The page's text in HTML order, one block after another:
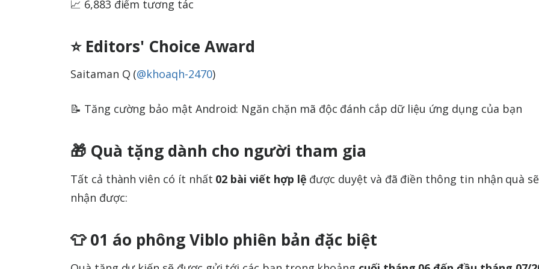
📈 6,883 điểm tương tác
⭐ Editors' Choice Award
Saitaman Q (@khoaqh-2470)
📝 Tăng cường bảo mật Android: Ngăn chặn mã độc đánh cắp dữ liệu ứng dụng của bạn
🎁 Quà tặng dành cho người tham gia
Tất cả thành viên có ít nhất 02 bài viết hợp lệ được duyệt và đã điền thông tin nhận quà sẽ
nhận được:
👕 01 áo phông Viblo phiên bản đặc biệt